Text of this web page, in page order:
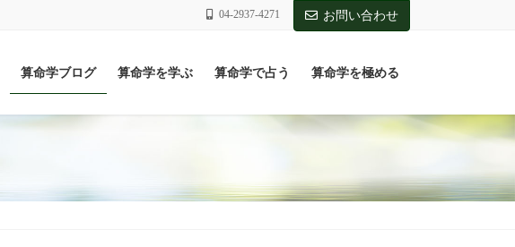
04-2937-4271 お問い合わせ
算命学ブログ 算命学を学ぶ 算命学で占う 算命学を極める